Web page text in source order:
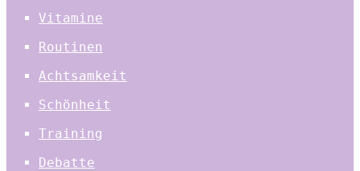
Vitamine
Routinen
Achtsamkeit
Schönheit
Training
Debatte